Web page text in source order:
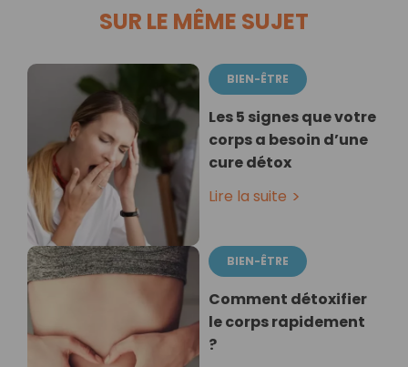
SUR LE MÊME SUJET
BIEN-ÊTRE
Les 5 signes que votre
corps a besoin d’une
cure détox
Lire la suite
BIEN-ÊTRE
Comment détoxifier
le corps rapidement
?